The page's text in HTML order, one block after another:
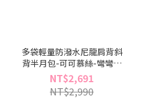
多袋輕量防潑水尼龍肩背斜
背半月包-可可慕絲-彎彎系
列(BX96502-73)
NT$2,691
NT$2,990